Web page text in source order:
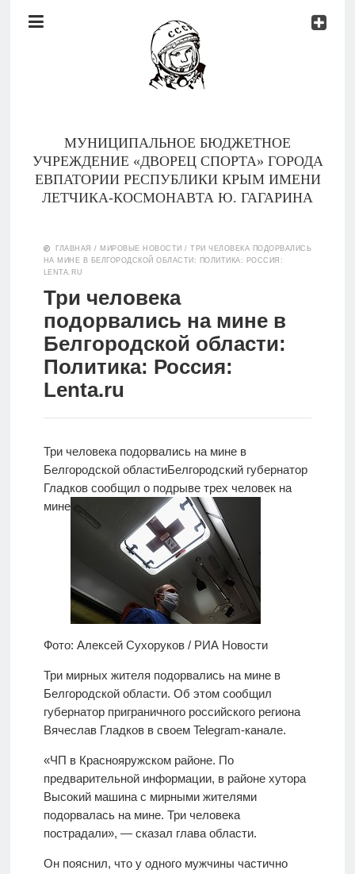
Документы
МУНИЦИПАЛЬНОЕ БЮДЖЕТНОЕ
УЧРЕЖДЕНИЕ «ДВОРЕЦ СПОРТА» ГОРОДА
ЕВПАТОРИИ РЕСПУБЛИКИ КРЫМ ИМЕНИ
ЛЕТЧИКА-КОСМОНАВТА Ю. ГАГАРИНА
Тренеры
Документы
Контакты
Новости
Родителям
О
нас
Версия для
слабовидящих
ГЛАВНАЯ / МИРОВЫЕ НОВОСТИ /ТРИ ЧЕЛОВЕКА ПОДОРВАЛИСЬ
НА МИНЕ В БЕЛГОРОДСКОЙ ОБЛАСТИ: ПОЛИТИКА: РОССИЯ:
LENTA.RU
Три человека
подорвались на мине в
Белгородской области:
Политика: Россия:
Lenta.ru
Три человека подорвались на мине в
Белгородской областиБелгородский губернатор
Гладков сообщил о подрыве трех человек на
мине
Фото: Алексей Сухоруков / РИА Новости
Три мирных жителя подорвались на мине в
Белгородской области. Об этом сообщил
губернатор приграничного российского региона
Вячеслав Гладков в своем Telegram-канале.
«ЧП в Краснояружском районе. По
предварительной информации, в районе хутора
Высокий машина с мирными жителями
подорвалась на мине. Три человека
пострадали», — сказал глава области.
Он пояснил, что у одного мужчины частично